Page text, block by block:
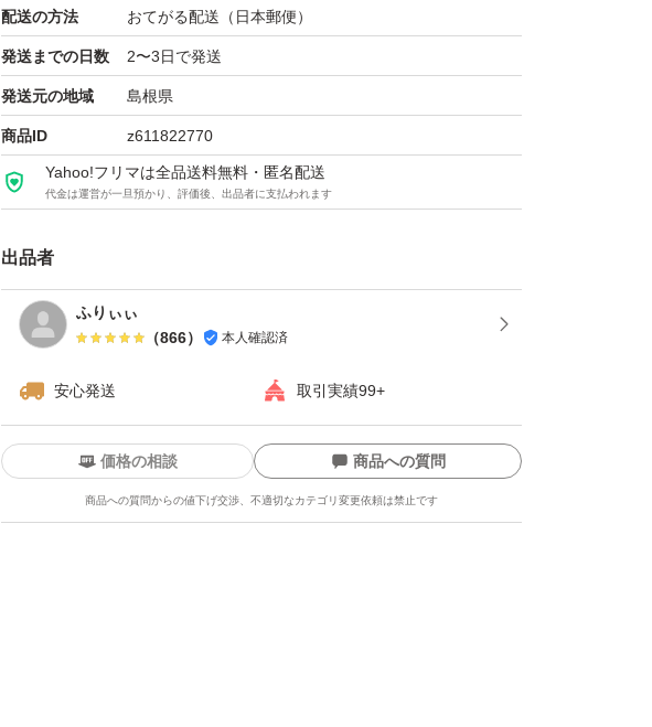
エリクシール
リフトモイスト エマルジョンSP 詰替用/110ml
さっぱりタイプです。
最安値です。お値引き不可
配送の方法 おてがる配送（日本郵便）
発送までの日数 2〜3日で発送
発送元の地域 島根県
商品ID z611822770
Yahoo!フリマは全品送料無料・匿名配送
代金は運営が一旦預かり、評価後、出品者に支払われます
出品者
ふりぃぃ
（866） 本人確認済
安心発送 取引実績99+
価格の相談 商品への質問
商品への質問からの値下げ交渉、不適切なカテゴリ変更依頼は禁止です